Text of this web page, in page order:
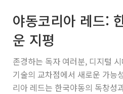
야동코리아 레드:
운 지평
존경하는 독자 여러분, 디지털
기술의 교차점에서 새로운 가능
리아 레드는 한국야동의 독창성